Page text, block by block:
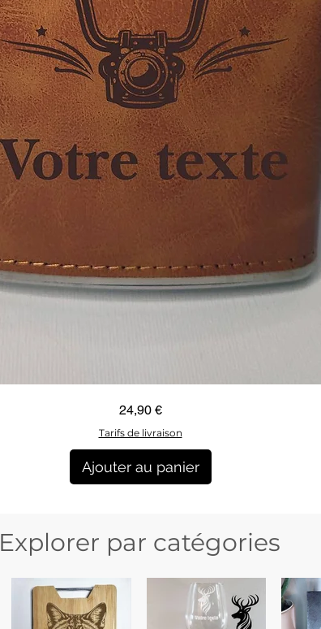
Aperçu rapide
Prix
24,90 €
Tarifs de livraison
Ajouter au panier
Explorer par catégories